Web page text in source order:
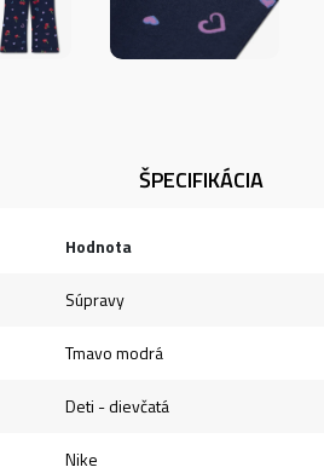
ŠPECIFIKÁCIA
Hodnota
Súpravy
Tmavo modrá
Deti - dievčatá
Nike